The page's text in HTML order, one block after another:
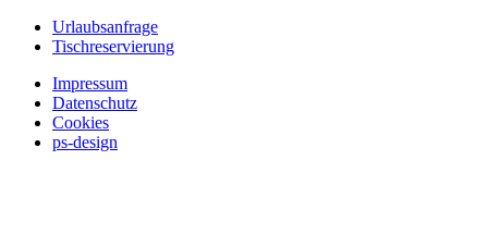
Urlaubsanfrage
Tischreservierung
Impressum
Datenschutz
Cookies
ps-design